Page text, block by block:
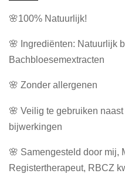
🌸100% Natuurlijk!
🌸 Ingrediënten: Natuurlijk
Bachbloesemextracten
🌸 Zonder allergenen
🌸 Veilig te gebruiken
bijwerkingen
🌸 Samengesteld door mij,
Registertherapeut, RBCZ